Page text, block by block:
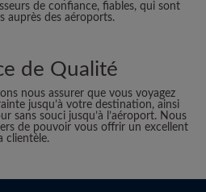
de confiance, fiables, qui sont
auprès des aéroports.
de Qualité
nous assurer que vous voyagez
jusqu’à votre destination, ainsi
sans souci jusqu’à l’aéroport. Nous
de pouvoir vous offrir un excellent
clientèle.